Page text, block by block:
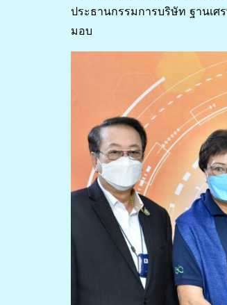
ประธานกรรมการบริษัท ฐานเศ
มอบ